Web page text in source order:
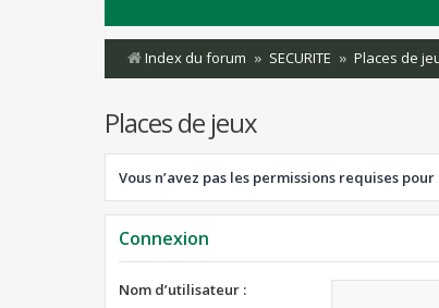
Index du forum SECURITE Places de
Places de jeux
Vous n’avez pas les permissions requises
Connexion
Nom d’utilisateur :